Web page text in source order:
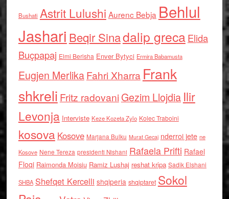
Bushati Astrit Lulushi Aurenc Bebja Behlul
Jashari Beqir Sinadalip grecaElida
Buçpapaj Elmi Berisha Enver Bytyci Ermira Babamusta
Eugjen MerlikaFahri Xharra Frank
shkreli Fritz radovaniGezim Llojdia Ilir
Levonja Interviste Keze Kozeta Zylo Kolec Traboini
kosova Kosove Marjana Bulku Murat Gecaj nderroi jete ne
Kosove Nene Tereza presidenti Nishani Rafaela Prifti Rafael
Floqi Raimonda Moisiu Ramiz Lushaj reshat kripa Sadik Elshani
SHBA Shefqet Kercelli shqiperia shqiptaret Sokol